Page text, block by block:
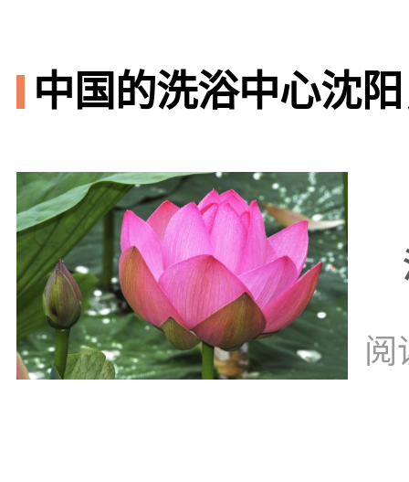
中国的洗浴中心沈
阅